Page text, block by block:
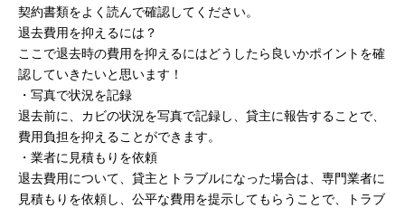
契約書類をよく読んで確認してください。
退去費用を抑えるには？
ここで退去時の費用を抑えるにはどうしたら良いかポイントを確
認していきたいと思います！
・写真で状況を記録
退去前に、カビの状況を写真で記録し、貸主に報告することで、
費用負担を抑えることができます。
・業者に見積もりを依頼
退去費用について、貸主とトラブルになった場合は、専門業者に
見積もりを依頼し、公平な費用を提示してもらうことで、トラブ